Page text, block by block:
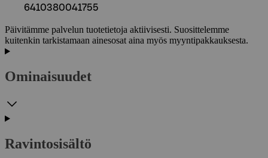
6410380041755
Päivitämme palvelun tuotetietoja aktiivisesti. Suosittelemme
kuitenkin tarkistamaan ainesosat aina myös myyntipakkauksesta.
Ominaisuudet
Ravintosisältö